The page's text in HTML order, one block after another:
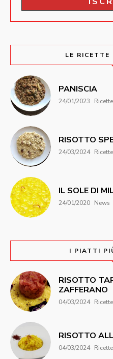
LE RICETTE
PANISCIA
24/01/2023
RISOTTO
24/03/2024 Ricette
IL SOLE DI
24/01/2020 News
I PIATTI
RISOTTO
ZAFFERANO
04/03/2024
RISOTTO
04/03/2024